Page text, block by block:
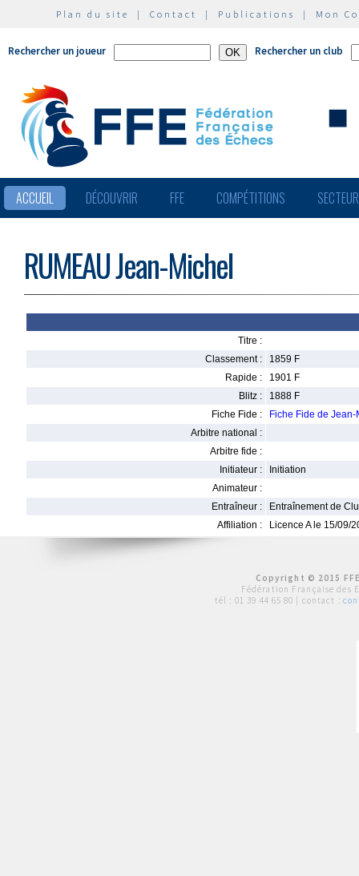
Plan du site | Contact | Publications | Mon
Rechercher un joueur Rechercher un club
ACCUEIL DÉCOUVRIR FFE COMPÉTITIONS
RUMEAU Jean-Michel
Titre :
Classement :
1859 F
Rapide :
1901 F
Blitz :
1888 F
Fiche Fide :
Fiche Fide de
Arbitre national :
Arbitre fide :
Initiateur :
Initiation
Animateur :
Entraîneur :
Entraînement de
Affiliation :
Licence A le 15/09/
Copyright © 2015
Fédération Française des
tél : 01 39 44 65 80 | contact :